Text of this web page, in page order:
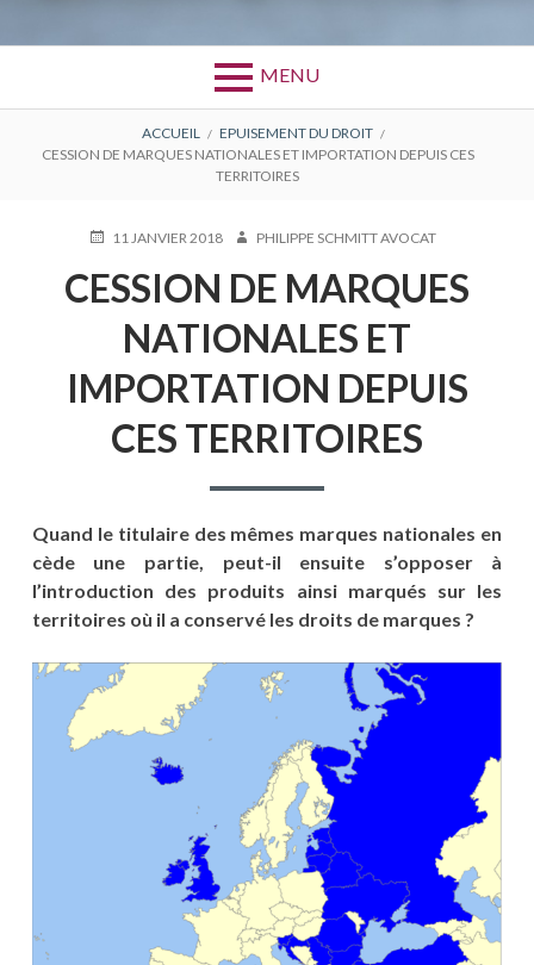
MENU
FIL
ACCUEIL
EPUISEMENT DU DROIT
CESSION DE MARQUES NATIONALES ET IMPORTATION DEPUIS CES
TERRITOIRES
PUBLIÉ11 JANVIER 2018 AUTEURPHILIPPE SCHMITT AVOCAT
CESSION DE MARQUES
NATIONALES ET
IMPORTATION DEPUIS
CES TERRITOIRES
Quand le titulaire des mêmes marques nationales en
cède une partie, peut-il ensuite s’opposer à
l’introduction des produits ainsi marqués sur les
territoires où il a conservé les droits de marques ?